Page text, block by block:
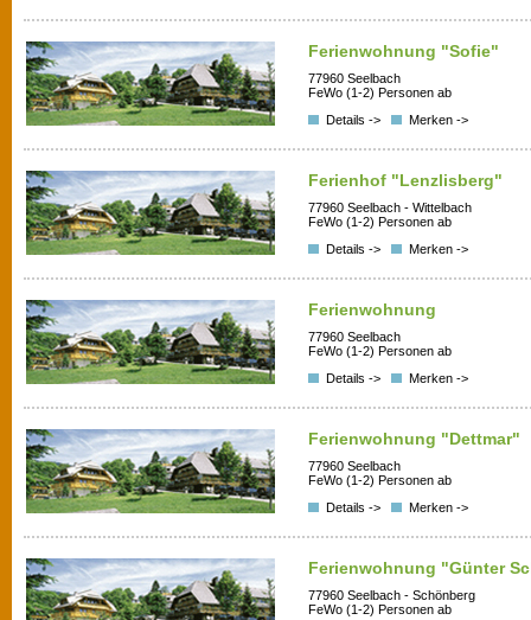
Ferienwohnung "Sofie"
77960 Seelbach
FeWo (1-2) Personen ab
Details ->
Merken ->
Ferienhof "Lenzlisberg"
77960 Seelbach - Wittelbach
FeWo (1-2) Personen ab
Details ->
Merken ->
Ferienwohnung
77960 Seelbach
FeWo (1-2) Personen ab
Details ->
Merken ->
Ferienwohnung "Dettmar"
77960 Seelbach
FeWo (1-2) Personen ab
Details ->
Merken ->
Ferienwohnung "Günter
77960 Seelbach - Schönberg
FeWo (1-2) Personen ab